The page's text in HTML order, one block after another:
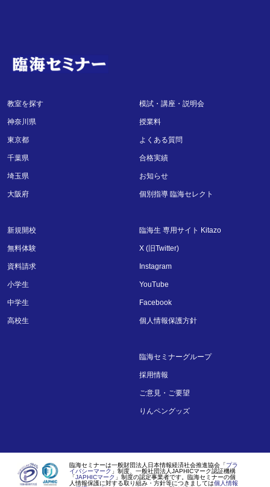
教室を探す
神奈川県
東京都
千葉県
埼玉県
大阪府
新規開校
無料体験
資料請求
小学生
中学生
高校生
模試・講座・説明会
授業料
よくある質問
合格実績
お知らせ
個別指導 臨海セレクト
臨海生 専用サイト Kitazo
X (旧Twitter)
Instagram
YouTube
Facebook
個人情報保護方針
臨海セミナーグループ
採用情報
ご意見・ご要望
りんペングッズ
臨海セミナーは一般財団法人日本情報経済社会推進協会「 プラ
イバシーマーク 」制度、一般社団法人JAPHICマーク認証機構
「JAPHICマーク 」制度の認定事業者です。臨海セミナーの個
人情報保護に対する取り組み・方針等につきましては個人情報